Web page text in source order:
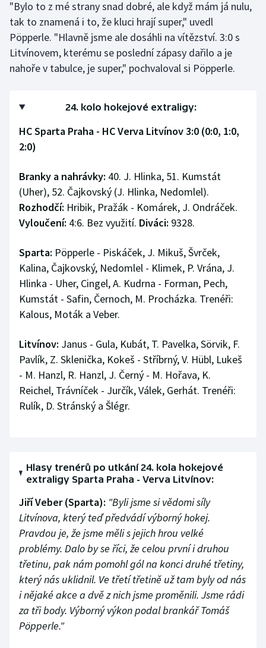
"Bylo to z mé strany snad dobré, ale když mám já nulu,
tak to znamená i to, že kluci hrají super," uvedl
Pöpperle. "Hlavně jsme ale dosáhli na vítězství. 3:0 s
Litvínovem, kterému se poslední zápasy dařilo a je
nahoře v tabulce, je super," pochvaloval si Pöpperle.
24. kolo hokejové extraligy:
HC Sparta Praha - HC Verva Litvínov 3:0 (0:0, 1:0,
2:0)
Branky a nahrávky: 40. J. Hlinka, 51. Kumstát
(Uher), 52. Čajkovský (J. Hlinka, Nedomlel).
Rozhodčí: Hribik, Pražák - Komárek, J. Ondráček.
Vyloučení: 4:6. Bez využití. Diváci: 9328.
Sparta: Pöpperle - Piskáček, J. Mikuš, Švrček,
Kalina, Čajkovský, Nedomlel - Klimek, P. Vrána, J.
Hlinka - Uher, Cingel, A. Kudrna - Forman, Pech,
Kumstát - Safin, Černoch, M. Procházka. Trenéři:
Kalous, Moták a Veber.
Litvínov: Janus - Gula, Kubát, T. Pavelka, Sörvik, F.
Pavlík, Z. Sklenička, Kokeš - Stříbrný, V. Hübl, Lukeš
- M. Hanzl, R. Hanzl, J. Černý - M. Hořava, K.
Reichel, Trávníček - Jurčík, Válek, Gerhát. Trenéři:
Rulík, D. Stránský a Šlégr.
Hlasy trenérů po utkání 24. kola hokejové
extraligy Sparta Praha - Verva Litvínov:
Jiří Veber (Sparta): "Byli jsme si vědomi síly
Litvínova, který teď předvádí výborný hokej.
Pravdou je, že jsme měli s jejich hrou velké
problémy. Dalo by se říci, že celou první i druhou
třetinu, pak nám pomohl gól na konci druhé třetiny,
který nás uklidnil. Ve třetí třetině už tam byly od nás
i nějaké akce a dvě z nich jsme proměnili. Jsme rádi
za tři body. Výborný výkon podal brankář Tomáš
Pöpperle."